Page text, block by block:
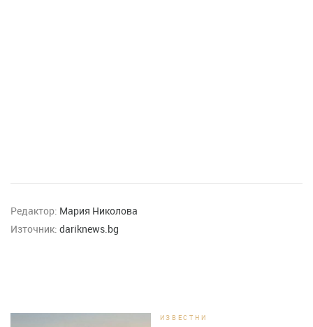
Редактор: Мария Николова
Източник: dariknews.bg
ИЗВЕСТНИ